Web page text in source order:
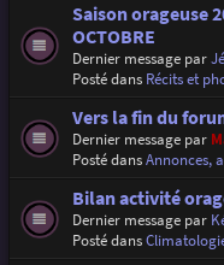
Saison orageuse
OCTOBRE
Dernier message par
Posté dans Récits et
Vers la fin du
Dernier message par
Posté dansAnnonces,
Bilan activité
Dernier message par
Posté dans